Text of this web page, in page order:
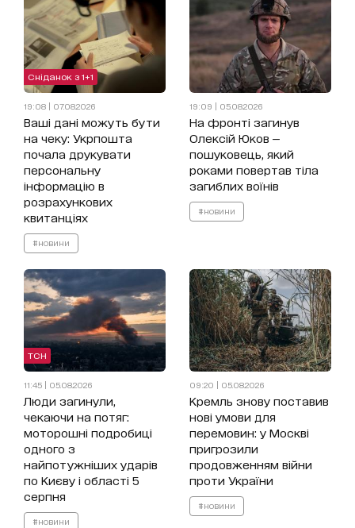
Сніданок з 1+1
19:08 | 07.08.2026
Ваші дані можуть бути
на чеку: Укрпошта
почала друкувати
персональну
інформацію в
розрахункових
квитанціях
#новини
19:09 | 05.08.2026
На фронті загинув
Олексій Юков —
пошуковець, який
роками повертав тіла
загиблих воїнів
#новини
ТСН
11:45 | 05.08.2026
Люди загинули,
чекаючи на потяг:
моторошні подробиці
одного з
найпотужніших ударів
по Києву і області 5
серпня
#новини
09:20 | 05.08.2026
Кремль знову поставив
нові умови для
перемовин: у Москві
пригрозили
продовженням війни
проти України
#новини